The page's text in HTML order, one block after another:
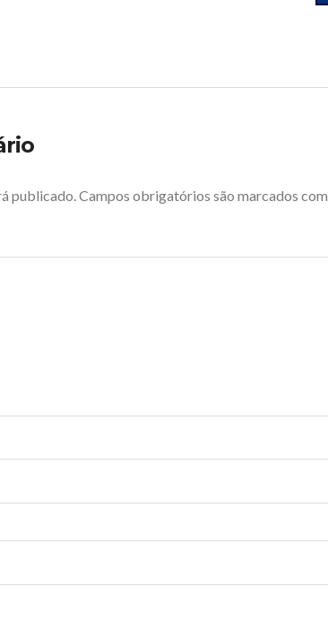
publicado. Campos obrigatórios são marcados com